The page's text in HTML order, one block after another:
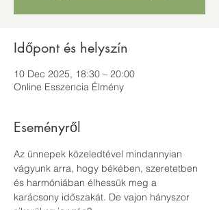
Időpont és helyszín
10 Dec 2025, 18:30 – 20:00
Online Esszencia Élmény
Eseményről
Az ünnepek közeledtével mindannyian
vágyunk arra, hogy békében, szeretetben
és harmóniában élhessük meg a
karácsony időszakát. De vajon hányszor